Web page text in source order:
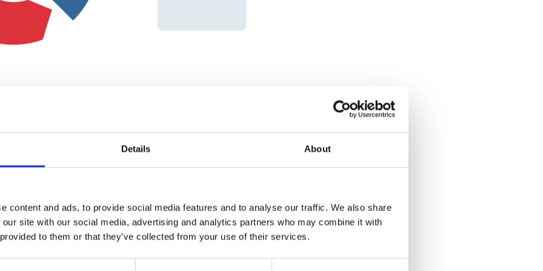
Details About
content and ads, to provide social media features and to analyse our traffic. We also share
site with our social media, advertising and analytics partners who may combine it with
to them or that they’ve collected from your use of their services.
ohne dass eine manuelle Eingabe erforderlich
etwa den logistischen Warenstrom oder eine
läuft dabei in wenigen Minuten ab. Und dies zu
Prozessen!